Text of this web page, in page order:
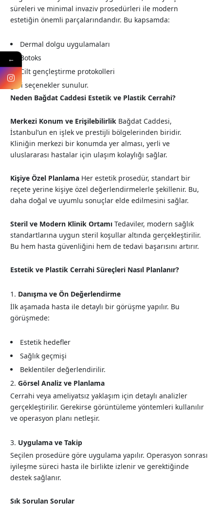
süreleri ve minimal invaziv prosedürleri ile modern
estetiğin önemli parçalarındandır. Bu kapsamda:
Dermal dolgu uygulamaları
Botoks
Cilt gençleştirme protokolleri
gibi seçenekler sunulur.
Neden Bağdat Caddesi Estetik ve Plastik Cerrahi?
Merkezi Konum ve Erişilebilirlik Bağdat Caddesi,
İstanbul’un en işlek ve prestijli bölgelerinden biridir.
Kliniğin merkezi bir konumda yer alması, yerli ve
uluslararası hastalar için ulaşım kolaylığı sağlar.
Kişiye Özel Planlama Her estetik prosedür, standart bir
reçete yerine kişiye özel değerlendirmelerle şekillenir. Bu,
daha doğal ve uyumlu sonuçlar elde edilmesini sağlar.
Steril ve Modern Klinik Ortamı Tedaviler, modern sağlık
standartlarına uygun steril koşullar altında gerçekleştirilir.
Bu hem hasta güvenliğini hem de tedavi başarısını artırır.
Estetik ve Plastik Cerrahi Süreçleri Nasıl Planlanır?
Danışma ve Ön Değerlendirme
İlk aşamada hasta ile detaylı bir görüşme yapılır. Bu
görüşmede:
Estetik hedefler
Sağlık geçmişi
Beklentiler değerlendirilir.
Görsel Analiz ve Planlama
Cerrahi veya ameliyatsız yaklaşım için detaylı analizler
gerçekleştirilir. Gerekirse görüntüleme yöntemleri kullanılır
ve operasyon planı netleşir.
Uygulama ve Takip
Seçilen prosedüre göre uygulama yapılır. Operasyon sonrası
iyileşme süreci hasta ile birlikte izlenir ve gerektiğinde
destek sağlanır.
Sık Sorulan Sorular
←